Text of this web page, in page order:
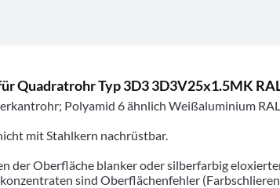
Quadratrohr Typ 3D3 3D3V25x1.5MK
Polyamid 6 ähnlich Weißaluminium
mit Stahlkern nachrüstbar.
der Oberfläche blanker oder silberfarbig
sind Oberflächenfehler